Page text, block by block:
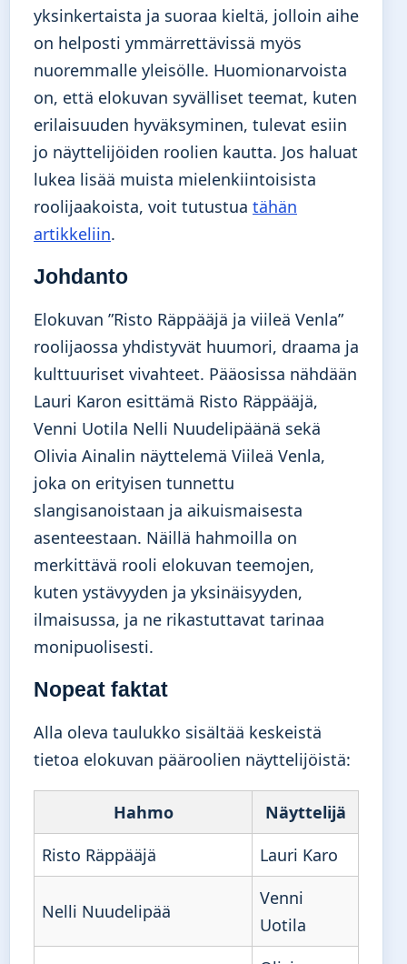
yksinkertaista ja suoraa kieltä, jolloin aihe
on helposti ymmärrettävissä myös
nuoremmalle yleisölle. Huomionarvoista
on, että elokuvan syvälliset teemat, kuten
erilaisuuden hyväksyminen, tulevat esiin
jo näyttelijöiden roolien kautta. Jos haluat
lukea lisää muista mielenkiintoisista
roolijaakoista, voit tutustua tähän
artikkeliin.
Johdanto
Elokuvan ”Risto Räppääjä ja viileä Venla”
roolijaossa yhdistyvät huumori, draama ja
kulttuuriset vivahteet. Pääosissa nähdään
Lauri Karon esittämä Risto Räppääjä,
Venni Uotila Nelli Nuudelipäänä sekä
Olivia Ainalin näyttelemä Viileä Venla,
joka on erityisen tunnettu
slangisanoistaan ja aikuismaisesta
asenteestaan. Näillä hahmoilla on
merkittävä rooli elokuvan teemojen,
kuten ystävyyden ja yksinäisyyden,
ilmaisussa, ja ne rikastuttavat tarinaa
monipuolisesti.
Nopeat faktat
Alla oleva taulukko sisältää keskeistä
tietoa elokuvan pääroolien näyttelijöistä:
Hahmo
Näyttelijä
Risto Räppääjä
Lauri Karo
Nelli Nuudelipää
Venni
Uotila